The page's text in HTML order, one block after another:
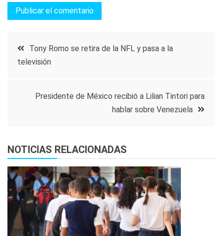
Navegación
entradas
Tony Romo se retira de la NFL y pasa a la
televisión
Presidente de México recibió a Lilian Tintori para
hablar sobre Venezuela
NOTICIAS RELACIONADAS